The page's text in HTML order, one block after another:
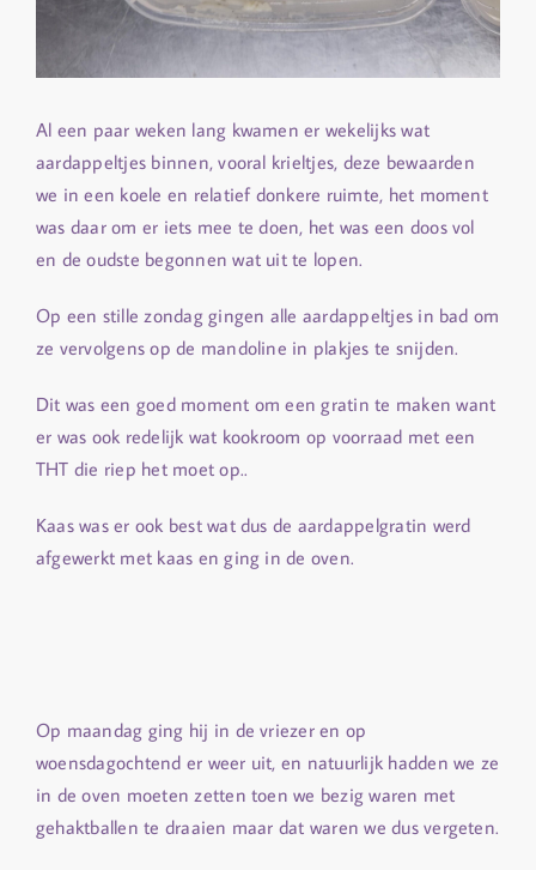
Al een paar weken lang kwamen er wekelijks wat
aardappeltjes binnen, vooral krieltjes, deze bewaarden
we in een koele en relatief donkere ruimte, het moment
was daar om er iets mee te doen, het was een doos vol
en de oudste begonnen wat uit te lopen.
Op een stille zondag gingen alle aardappeltjes in bad om
ze vervolgens op de mandoline in plakjes te snijden.
Dit was een goed moment om een gratin te maken want
er was ook redelijk wat kookroom op voorraad met een
THT die riep het moet op..
Kaas was er ook best wat dus de aardappelgratin werd
afgewerkt met kaas en ging in de oven.
Op maandag ging hij in de vriezer en op
woensdagochtend er weer uit, en natuurlijk hadden we ze
in de oven moeten zetten toen we bezig waren met
gehaktballen te draaien maar dat waren we dus vergeten.